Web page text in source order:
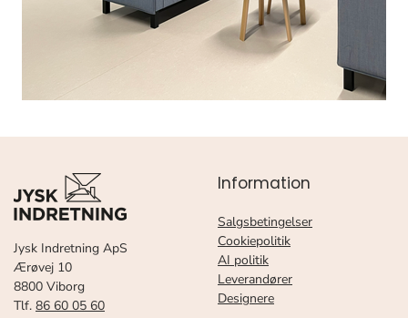
Jysk Indretning ApS
Ærøvej 10
8800 Viborg
Tlf. 86 60 05 60
Information
Salgsbetingelser
Cookiepolitik
AI politik
Leverandører
Designere